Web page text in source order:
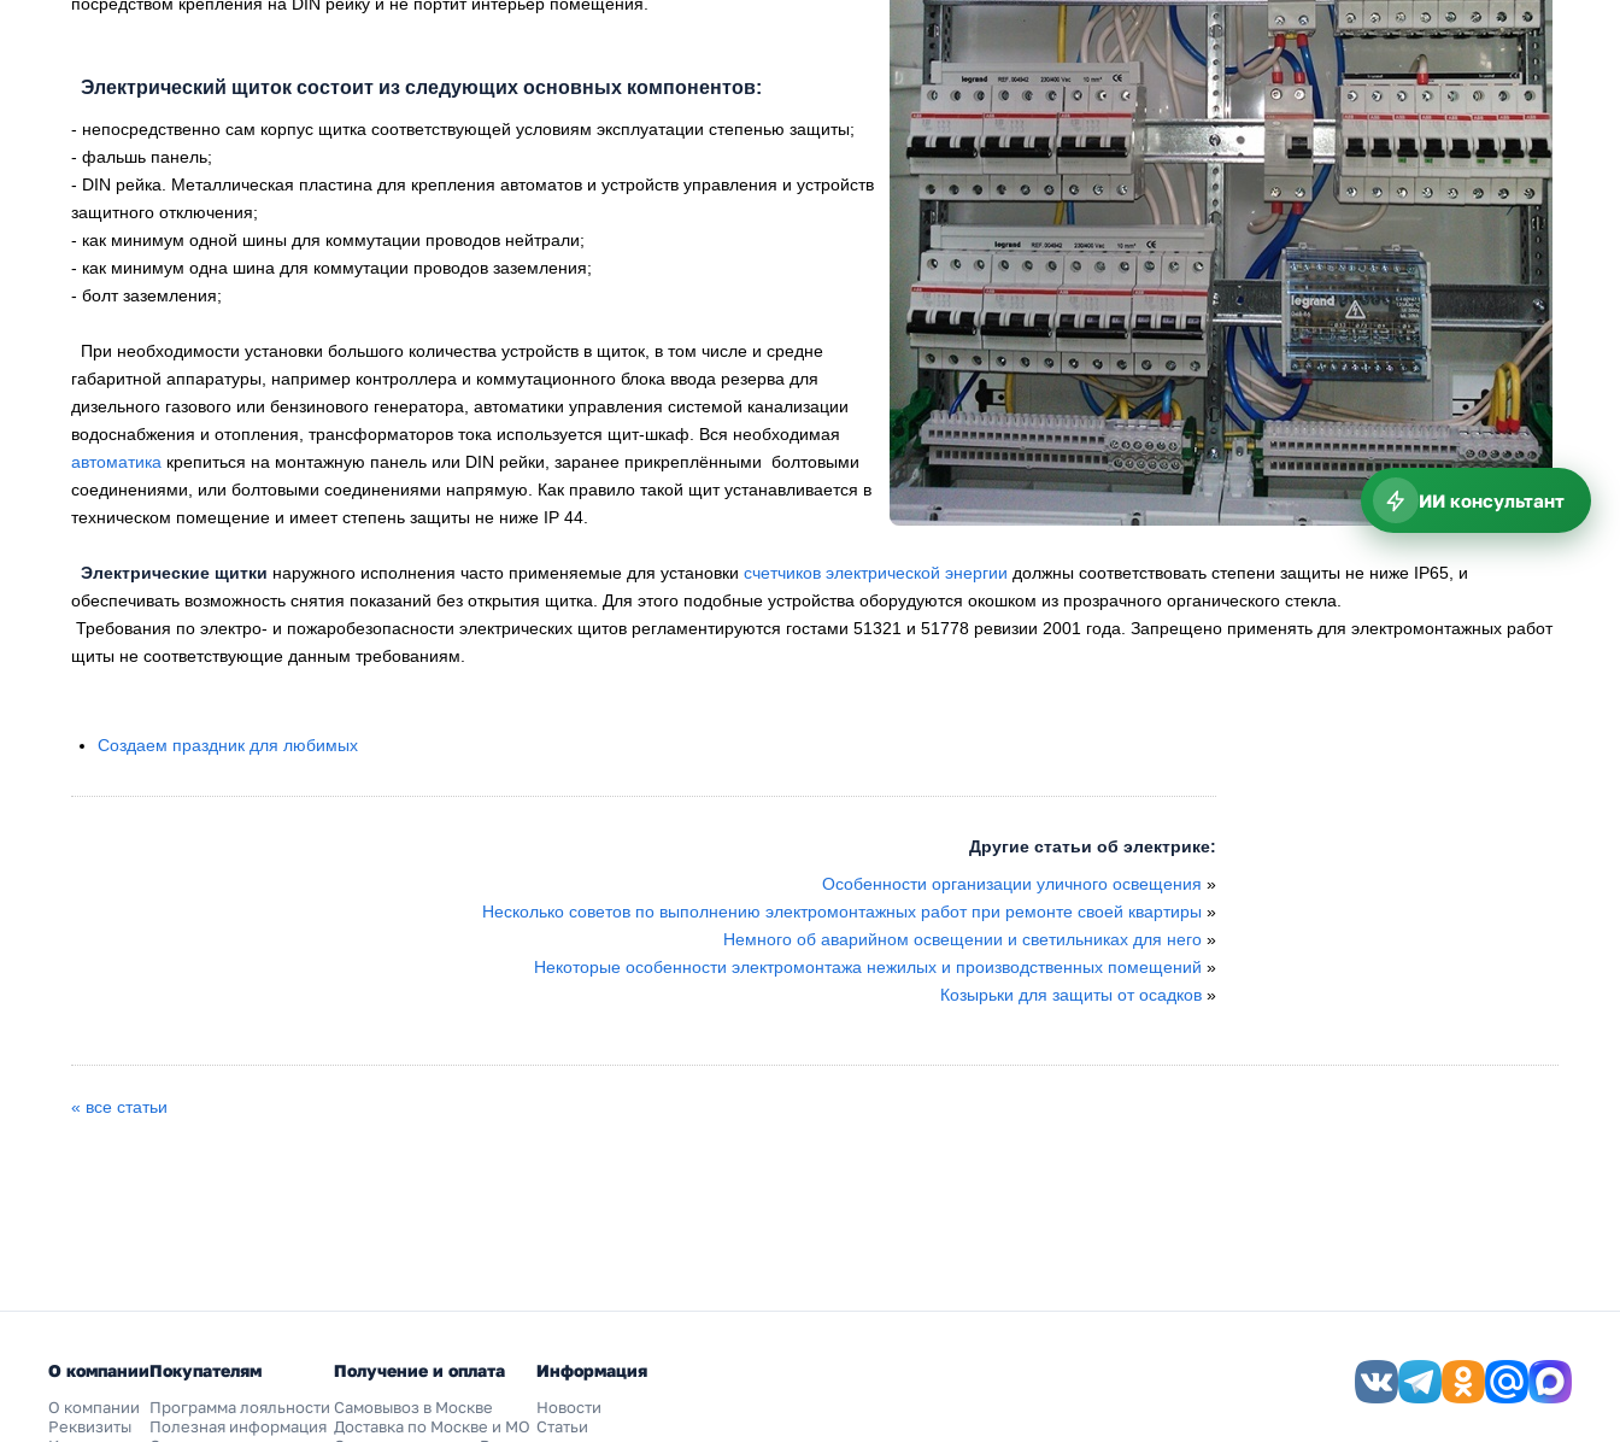
Электрический щиток состоит из следующих основных компонентов:
- непосредственно сам корпус щитка соответствующей условиям эксплуатации степенью защиты;
- фальшь панель;
- DIN рейка. Металлическая пластина для крепления автоматов и устройств управления и устройств
защитного отключения;
- как минимум одной шины для коммутации проводов нейтрали;
- как минимум одна шина для коммутации проводов заземления;
- болт заземления;
При необходимости установки большого количества устройств в щиток, в том числе и средне
габаритной аппаратуры, например контроллера и коммутационного блока ввода резерва для
дизельного газового или бензинового генератора, автоматики управления системой канализации
водоснабжения и отопления, трансформаторов тока используется щит-шкаф. Вся необходимая
автоматика крепиться на монтажную панель или DIN рейки, заранее прикреплёнными болтовыми
соединениями, или болтовыми соединениями напрямую. Как правило такой щит устанавливается в
техническом помещение и имеет степень защиты не ниже IP 44.
Электрические щитки наружного исполнения часто применяемые для установки счетчиков электрической энергии должны соответствовать степени защиты не ниже IP65, и
обеспечивать возможность снятия показаний без открытия щитка. Для этого подобные устройства оборудуются окошком из прозрачного органического стекла.
Требования по электро- и пожаробезопасности электрических щитов регламентируются гостами 51321 и 51778 ревизии 2001 года. Запрещено применять для электромонтажных работ
щиты не соответствующие данным требованиям.
Создаем праздник для любимых
Другие статьи об электрике:
Особенности организации уличного освещения »
Несколько советов по выполнению электромонтажных работ при ремонте своей квартиры »
Немного об аварийном освещении и светильниках для него »
Некоторые особенности электромонтажа нежилых и производственных помещений »
Козырьки для защиты от осадков »
« все статьи
О компании
О компании
Реквизиты
Покупателям
Программа лояльности
Полезная информация
Получение и оплата
Самовывоз в Москве
Доставка по Москве и МО
Информация
Новости
Статьи
ИИ консультант